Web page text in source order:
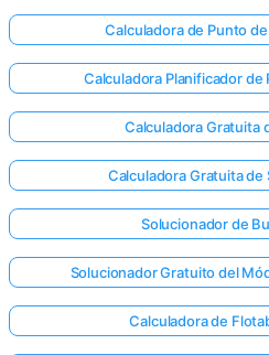
Calculadora de Punto
Calculadora Planificador
Calculadora Gratuita
Calculadora Gratuita
Solucionador de
Solucionador Gratuito del
Calculadora de